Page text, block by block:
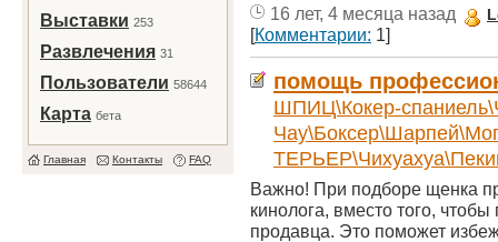
Выставки 253
Развлечения 31
Пользователи 58644
Карта бета
Главная Контакты FAQ
16 лет, 4 месяца назад
[Комментарии: 1]
помощь
ШПИЦ\Кокер-
Важно! При подборе щенка
кинолога, вместо того,
продавца. Это поможет